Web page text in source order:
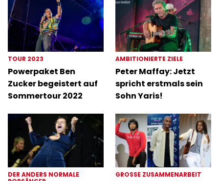
TOUR 2023
Powerpaket Ben
Zucker begeistert auf
Sommertour 2022
AMBITIONIERTE ZIELE
Peter Maffay: Jetzt
spricht erstmals sein
Sohn Yaris!
DER ANDERS NORMALE
GROSSE ZUSAMMENARBEIT